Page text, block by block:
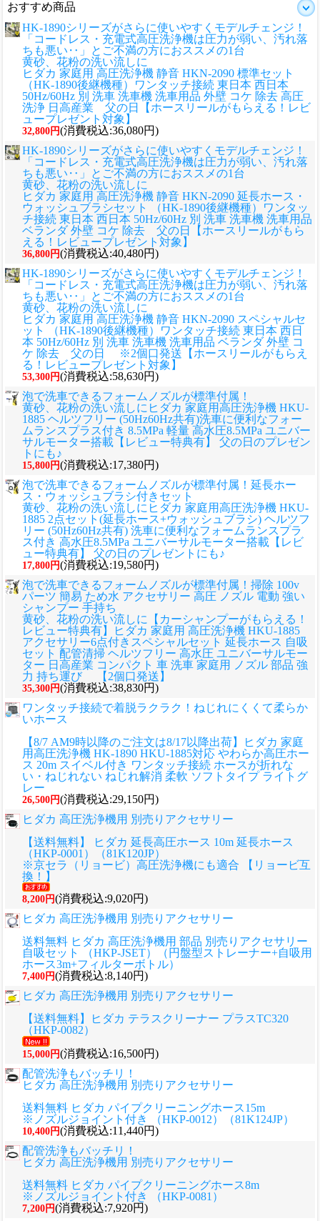
おすすめ商品
HK-1890シリーズがさらに使いやすくモデルチェンジ！
「コードレス・充電式高圧洗浄機は圧力が弱い、汚れ落
ちも悪い‥」とご不満の方におススメの1台
黄砂、花粉の洗い流しに
ヒダカ 家庭用 高圧洗浄機 静音 HKN-2090 標準セット
（HK-1890後継機種）ワンタッチ接続 東日本 西日本
50Hz/60Hz 別 洗車 洗車機 洗車用品 外壁 コケ 除去 高圧
洗浄 日高産業 父の日【ホースリールがもらえる！レビ
ュープレゼント対象】
32,800円(消費税込:36,080円)
HK-1890シリーズがさらに使いやすくモデルチェンジ！
「コードレス・充電式高圧洗浄機は圧力が弱い、汚れ落
ちも悪い‥」とご不満の方におススメの1台
黄砂、花粉の洗い流しに
ヒダカ 家庭用 高圧洗浄機 静音 HKN-2090 延長ホース・
ウォッシュブラシセット （HK-1890後継機種）ワンタッ
チ接続 東日本 西日本 50Hz/60Hz 別 洗車 洗車機 洗車用品
ベランダ 外壁 コケ 除去 父の日【ホースリールがもら
える！レビュープレゼント対象】
36,800円(消費税込:40,480円)
HK-1890シリーズがさらに使いやすくモデルチェンジ！
「コードレス・充電式高圧洗浄機は圧力が弱い、汚れ落
ちも悪い‥」とご不満の方におススメの1台
黄砂、花粉の洗い流しに
ヒダカ 家庭用 高圧洗浄機 静音 HKN-2090 スペシャルセ
ット （HK-1890後継機種）ワンタッチ接続 東日本 西日
本 50Hz/60Hz 別 洗車 洗車機 洗車用品 ベランダ 外壁 コ
ケ 除去 父の日 ※2個口発送【ホースリールがもらえ
る！レビュープレゼント対象】
53,300円(消費税込:58,630円)
泡で洗車できるフォームノズルが標準付属！
黄砂、花粉の洗い流しに ヒダカ 家庭用高圧洗浄機 HKU-
1885 ヘルツフリー (50Hz60Hz共有)洗車に便利なフォー
ムランスプラス付き 8.5MPa 軽量 高水圧8.5MPa ユニバー
サルモーター搭載【レビュー特典有】 父の日のプレゼン
トにも♪
15,800円(消費税込:17,380円)
泡で洗車できるフォームノズルが標準付属！延長ホー
ス・ウォッシュブラシ付きセット
黄砂、花粉の洗い流しに ヒダカ 家庭用高圧洗浄機 HKU-
1885 2点セット(延長ホース+ウォッシュブラシ) ヘルツフ
リー (50Hz60Hz共有) 洗車に便利なフォームランスプラ
ス付き 高水圧8.5MPa ユニバーサルモーター搭載【レビ
ュー特典有】 父の日のプレゼントにも♪
17,800円(消費税込:19,580円)
泡で洗車できるフォームノズルが標準付属！掃除 100v
パーツ 簡易 ため水 アクセサリー 高圧 ノズル 電動 強い
シャンプー 手持ち
黄砂、花粉の洗い流しに
【カーシャンプーがもらえる！
レビュー特典有】ヒダカ 家庭用 高圧洗浄機 HKU-1885
アクセサリー6点付きスペシャルセット 延長ホース 自吸
セット 配管清掃 ヘルツフリー 高水圧 ユニバーサルモー
ター 日高産業 コンパクト 車 洗車 家庭用 ノズル 部品 強
力 持ち運び 【2個口発送】
35,300円(消費税込:38,830円)
ワンタッチ接続で着脱ラクラク！ねじれにくくて柔らか
いホース
【8/7 AM9時以降のご注文は8/17以降出荷】ヒダカ 家庭
用高圧洗浄機 HK-1890 HKU-1885対応 やわらか高圧ホー
ス 20m スイベル付き ワンタッチ接続 ホースが折れな
い・ねじれない ねじれ解消 柔軟 ソフトタイプ ライトグ
レー
26,500円(消費税込:29,150円)
ヒダカ 高圧洗浄機用 別売りアクセサリー
【送料無料】 ヒダカ 延長高圧ホース 10m 延長ホース
（HKP-0001）（81K120JP）
※京セラ（リョービ）高圧洗浄機にも適合 【リョービ互
換！】
8,200円(消費税込:9,020円)
ヒダカ 高圧洗浄機用 別売りアクセサリー
送料無料 ヒダカ 高圧洗浄機用 部品 別売りアクセサリー
自吸セット （HKP-JSET）（円盤型ストレーナー+自吸用
ホース3m+フィルターボトル）
7,400円(消費税込:8,140円)
ヒダカ 高圧洗浄機用 別売りアクセサリー
【送料無料】ヒダカ テラスクリーナー プラスTC320
（HKP-0082）
15,000円(消費税込:16,500円)
配管洗浄もバッチリ！
ヒダカ 高圧洗浄機用 別売りアクセサリー
送料無料 ヒダカ パイプクリーニングホース15m
※ノズルジョイント付き （HKP-0012）（81K124JP）
10,400円(消費税込:11,440円)
配管洗浄もバッチリ！
ヒダカ 高圧洗浄機用 別売りアクセサリー
送料無料 ヒダカ パイプクリーニングホース8m
※ノズルジョイント付き （HKP-0081）
7,200円(消費税込:7,920円)